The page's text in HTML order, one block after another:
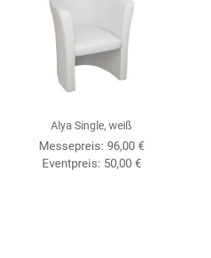
Alya Single, weiß
Messepreis: 96,00 €
Eventpreis: 50,00 €